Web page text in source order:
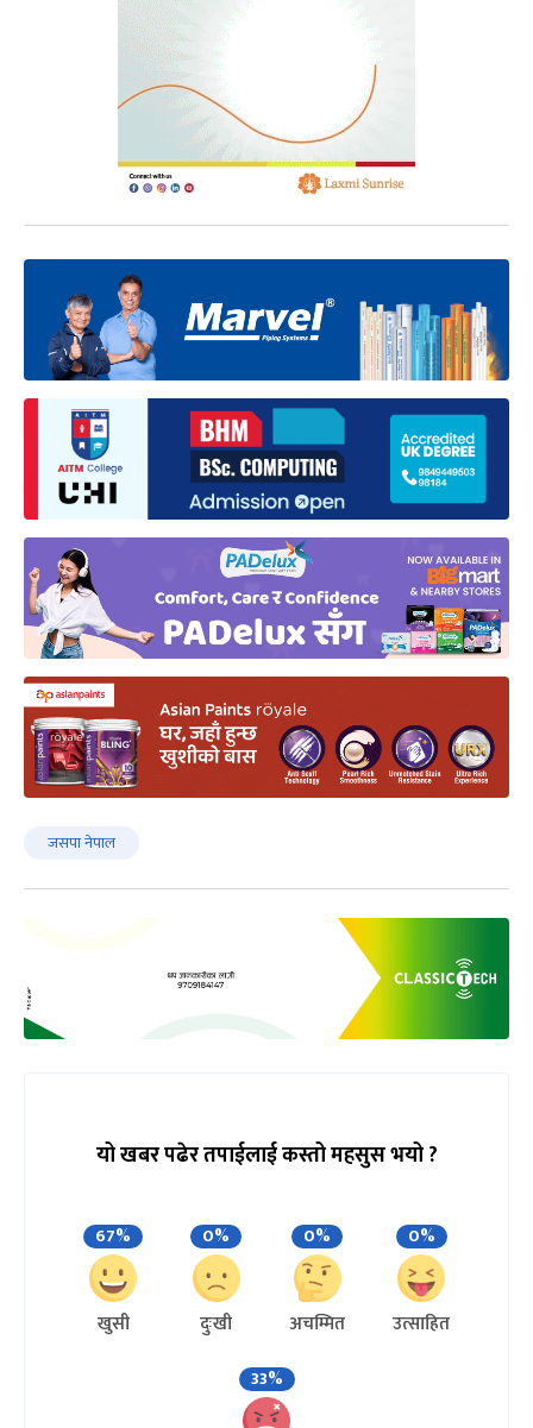
जसपा नेपाल
यो खबर पढेर तपाईलाई कस्तो महसुस भयो ?
67%
खुसी
0%
दुःखी
0%
अचम्मित
0%
उत्साहित
33%